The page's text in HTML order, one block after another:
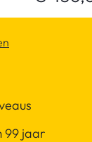
99 jaar